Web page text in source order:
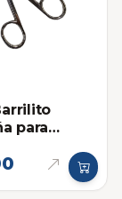
para